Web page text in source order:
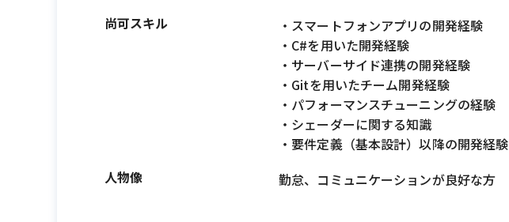
尚可スキル
・スマートフォンアプリの開発経験
・C#を用いた開発経験
・サーバーサイド連携の開発経験
・Gitを用いたチーム開発経験
・パフォーマンスチューニングの経験
・シェーダーに関する知識
・要件定義（基本設計）以降の開発経験
人物像
勤怠、コミュニケーションが良好な方